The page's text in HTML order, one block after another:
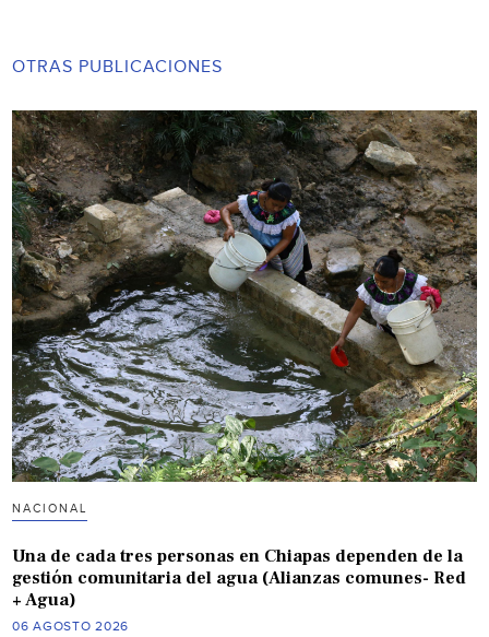
OTRAS PUBLICACIONES
NACIONAL
Una de cada tres personas en Chiapas dependen de la
gestión comunitaria del agua (Alianzas comunes- Red
+ Agua)
06 AGOSTO 2026